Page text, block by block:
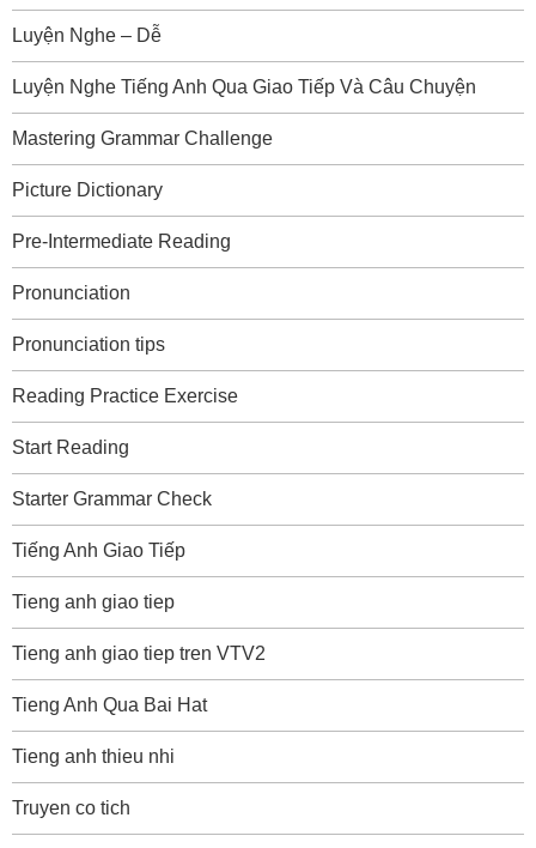
Luyện Nghe – Dễ
Luyện Nghe Tiếng Anh Qua Giao Tiếp Và Câu Chuyện
Mastering Grammar Challenge
Picture Dictionary
Pre-Intermediate Reading
Pronunciation
Pronunciation tips
Reading Practice Exercise
Start Reading
Starter Grammar Check
Tiếng Anh Giao Tiếp
Tieng anh giao tiep
Tieng anh giao tiep tren VTV2
Tieng Anh Qua Bai Hat
Tieng anh thieu nhi
Truyen co tich